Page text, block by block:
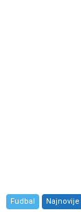
Fudbal Najnovije